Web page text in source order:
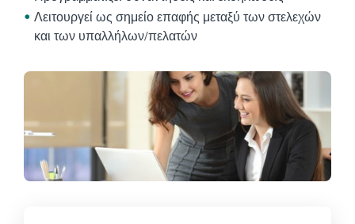
Λειτουργεί ως σημείο επαφής μεταξύ των στελεχών
και των υπαλλήλων/πελατών